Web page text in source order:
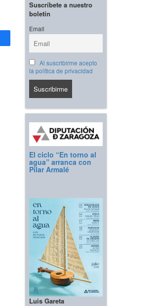
Suscríbete a nuestro
boletín
Email
Al suscribirme acepto
la política de privacidad
El ciclo “En torno al
agua” arranca con
Pilar Armalé
Luis Gareta